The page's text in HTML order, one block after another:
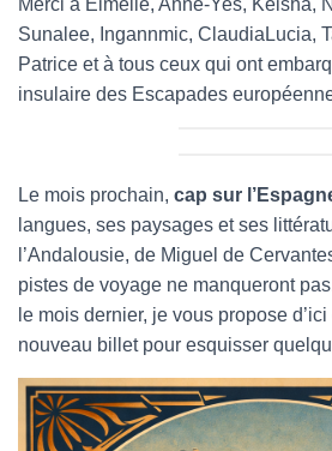
Merci à Eimelle, Anne-Yes, Keisha,
Sunalee, Ingannmic, ClaudiaLucia,
Patrice et à tous ceux qui ont
insulaire des Escapades
Le mois prochain, cap sur
langues, ses paysages et ses
l’Andalousie, de Miguel de
pistes de voyage ne manqueront
le mois dernier, je vous propose
nouveau billet pour esquisser